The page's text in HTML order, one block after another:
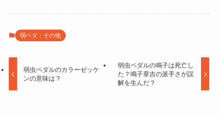
弱ペダ：その他
弱虫ペダルのカラーゼッケ
ンの意味は？
弱虫ペダルの鳴子は死亡し
た？鳴子章吉の派手さが誤
解を生んだ？